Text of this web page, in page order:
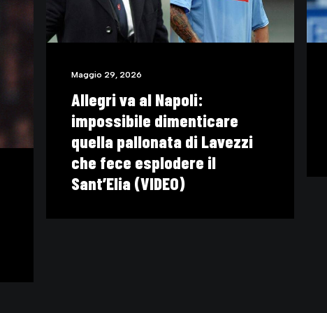
Maggio 16, 2026
Il motivo per cui Roberto
Baggio è rimasto immortale
(VIDEO)